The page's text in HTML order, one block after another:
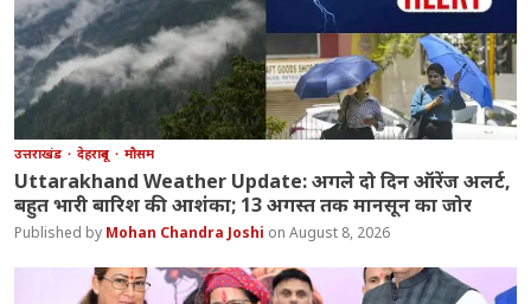
उत्तराखंड देहरादून मौसम
Uttarakhand Weather Update: अगले दो दिन ऑरेंज अलर्ट,
बहुत भारी बारिश की आशंका; 13 अगस्त तक मानसून का जोर
Mohan Chandra Joshi August 8, 2026